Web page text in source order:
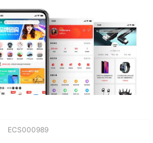
ECS000989